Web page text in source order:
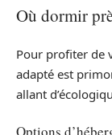
Où dormir
Pour profiter de
adapté est
allant
Options